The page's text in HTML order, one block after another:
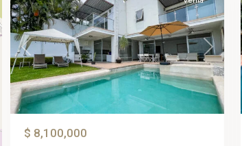
Previous Next
$ 8,100,000